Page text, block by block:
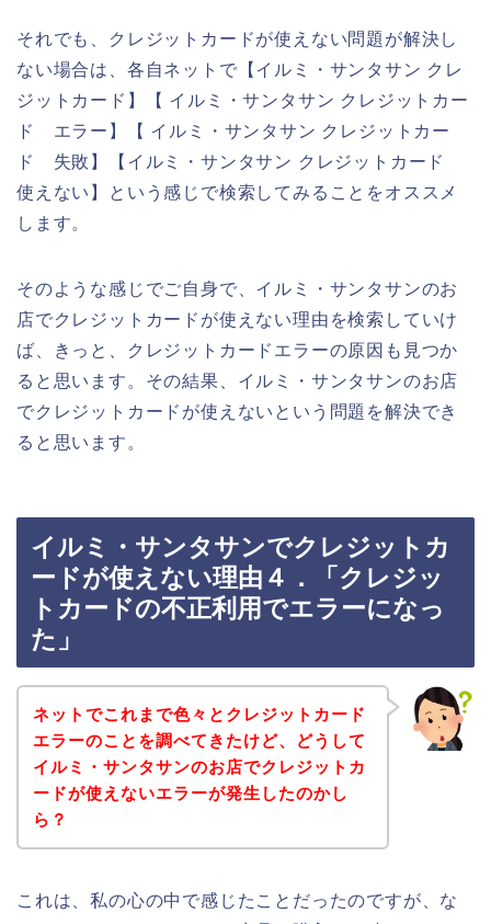
それでも、クレジットカードが使えない問題が解決し
ない場合は、各自ネットで【イルミ・サンタサン クレ
ジットカード】【 イルミ・サンタサン クレジットカー
ド エラー】【 イルミ・サンタサン クレジットカー
ド 失敗】【イルミ・サンタサン クレジットカード
使えない】という感じで検索してみることをオススメ
します。
そのような感じでご自身で、イルミ・サンタサンのお
店でクレジットカードが使えない理由を検索していけ
ば、きっと、クレジットカードエラーの原因も見つか
ると思います。その結果、イルミ・サンタサンのお店
でクレジットカードが使えないという問題を解決でき
ると思います。
イルミ・サンタサンでクレジットカ
ードが使えない理由４．「クレジッ
トカードの不正利用でエラーになっ
た」
ネットでこれまで色々とクレジットカード
エラーのことを調べてきたけど、どうして
イルミ・サンタサンのお店でクレジットカ
ードが使えないエラーが発生したのかし
ら？
これは、私の心の中で感じたことだったのですが、な